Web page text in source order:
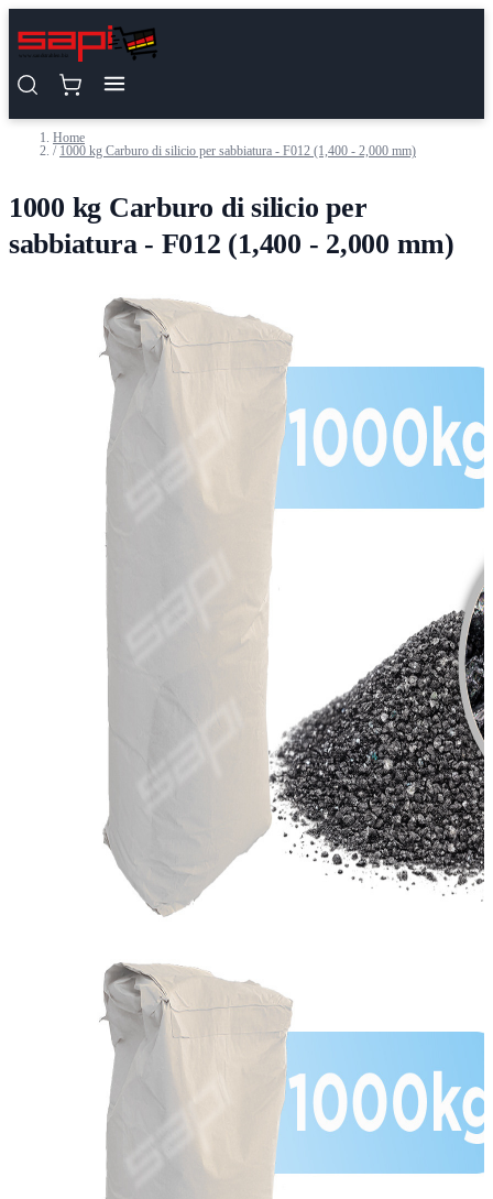
Home
/ 1000 kg Carburo di silicio per sabbiatura - F012 (1,400 - 2,000 mm)
1000 kg Carburo di silicio per
sabbiatura - F012 (1,400 - 2,000 mm)